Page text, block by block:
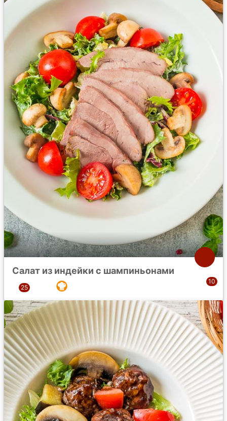
Салат из индейки с шампиньонами